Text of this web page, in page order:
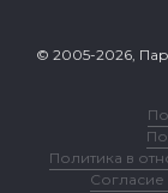
© 2005-2026,
Политика в